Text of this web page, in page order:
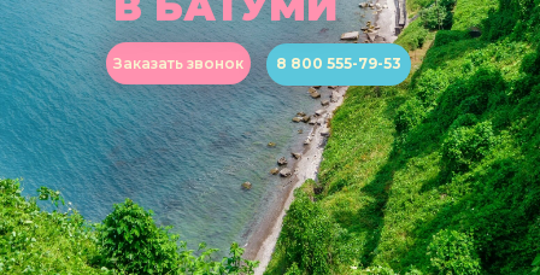
Заказать звонок 8 800 555-79-53